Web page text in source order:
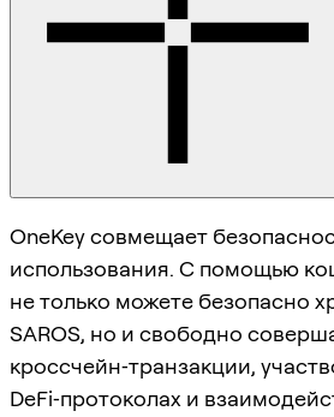
OneKey совмещает
использования. С помощью
не только можете безопасно
SAROS, но и свободно
кроссчейн‑транзакции,
DeFi‑протоколах и